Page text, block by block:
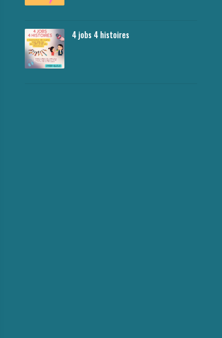
4 jobs 4 histoires